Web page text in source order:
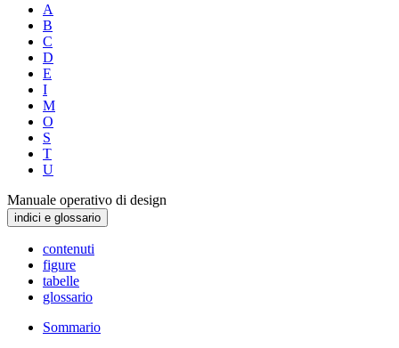
A
B
C
D
E
I
M
O
S
T
U
Manuale operativo di design
indici e glossario
contenuti
figure
tabelle
glossario
Sommario